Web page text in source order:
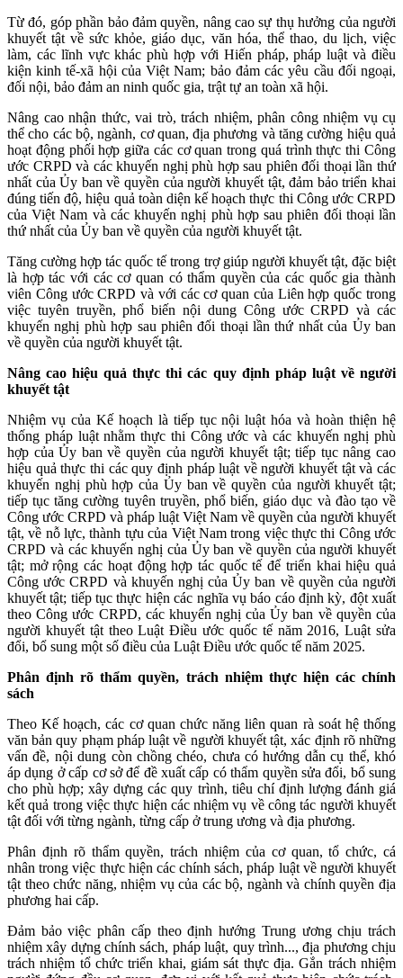
Từ đó, góp phần bảo đảm quyền, nâng cao sự thụ hưởng của người
khuyết tật về sức khỏe, giáo dục, văn hóa, thể thao, du lịch, việc
làm, các lĩnh vực khác phù hợp với Hiến pháp, pháp luật và điều
kiện kinh tế-xã hội của Việt Nam; bảo đảm các yêu cầu đối ngoại,
đối nội, bảo đảm an ninh quốc gia, trật tự an toàn xã hội.
Nâng cao nhận thức, vai trò, trách nhiệm, phân công nhiệm vụ cụ
thể cho các bộ, ngành, cơ quan, địa phương và tăng cường hiệu quả
hoạt động phối hợp giữa các cơ quan trong quá trình thực thi Công
ước CRPD và các khuyến nghị phù hợp sau phiên đối thoại lần thứ
nhất của Ủy ban về quyền của người khuyết tật, đảm bảo triển khai
đúng tiến độ, hiệu quả toàn diện kế hoạch thực thi Công ước CRPD
của Việt Nam và các khuyến nghị phù hợp sau phiên đối thoại lần
thứ nhất của Ủy ban về quyền của người khuyết tật.
Tăng cường hợp tác quốc tế trong trợ giúp người khuyết tật, đặc biệt
là hợp tác với các cơ quan có thẩm quyền của các quốc gia thành
viên Công ước CRPD và với các cơ quan của Liên hợp quốc trong
việc tuyên truyền, phổ biến nội dung Công ước CRPD và các
khuyến nghị phù hợp sau phiên đối thoại lần thứ nhất của Ủy ban
về quyền của người khuyết tật.
Nâng cao hiệu quả thực thi các quy định pháp luật về người
khuyết tật
Nhiệm vụ của Kế hoạch là tiếp tục nội luật hóa và hoàn thiện hệ
thống pháp luật nhằm thực thi Công ước và các khuyến nghị phù
hợp của Ủy ban về quyền của người khuyết tật; tiếp tục nâng cao
hiệu quả thực thi các quy định pháp luật về người khuyết tật và các
khuyến nghị phù hợp của Ủy ban về quyền của người khuyết tật;
tiếp tục tăng cường tuyên truyền, phổ biến, giáo dục và đào tạo về
Công ước CRPD và pháp luật Việt Nam về quyền của người khuyết
tật, về nỗ lực, thành tựu của Việt Nam trong việc thực thi Công ước
CRPD và các khuyến nghị của Ủy ban về quyền của người khuyết
tật; mở rộng các hoạt động hợp tác quốc tế để triển khai hiệu quả
Công ước CRPD và khuyến nghị của Ủy ban về quyền của người
khuyết tật; tiếp tục thực hiện các nghĩa vụ báo cáo định kỳ, đột xuất
theo Công ước CRPD, các khuyến nghị của Ủy ban về quyền của
người khuyết tật theo Luật Điều ước quốc tế năm 2016, Luật sửa
đổi, bổ sung một số điều của Luật Điều ước quốc tế năm 2025.
Phân định rõ thẩm quyền, trách nhiệm thực hiện các chính
sách
Theo Kế hoạch, các cơ quan chức năng liên quan rà soát hệ thống
văn bản quy phạm pháp luật về người khuyết tật, xác định rõ những
vấn đề, nội dung còn chồng chéo, chưa có hướng dẫn cụ thể, khó
áp dụng ở cấp cơ sở để đề xuất cấp có thẩm quyền sửa đổi, bổ sung
cho phù hợp; xây dựng các quy trình, tiêu chí định lượng đánh giá
kết quả trong việc thực hiện các nhiệm vụ về công tác người khuyết
tật đối với từng ngành, từng cấp ở trung ương và địa phương.
Phân định rõ thẩm quyền, trách nhiệm của cơ quan, tổ chức, cá
nhân trong việc thực hiện các chính sách, pháp luật về người khuyết
tật theo chức năng, nhiệm vụ của các bộ, ngành và chính quyền địa
phương hai cấp.
Đảm bảo việc phân cấp theo định hướng Trung ương chịu trách
nhiệm xây dựng chính sách, pháp luật, quy trình..., địa phương chịu
trách nhiệm tổ chức triển khai, giám sát thực địa. Gắn trách nhiệm